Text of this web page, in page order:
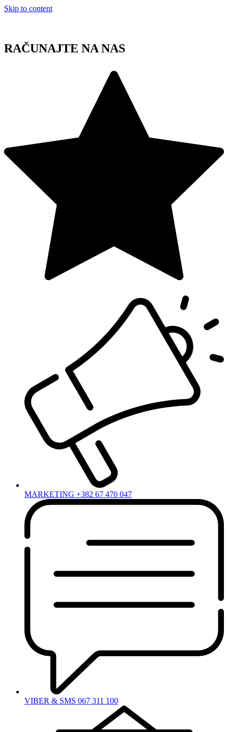
Skip to content
RAČUNAJTE NA NAS
MARKETING +382 67 470 047
VIBER & SMS 067 311 100